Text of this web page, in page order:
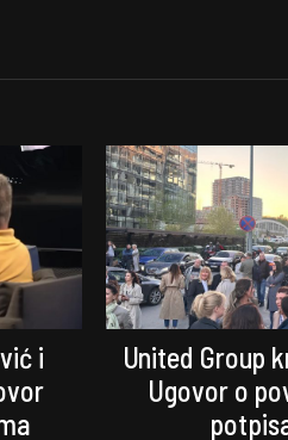
i
United Group
Ugovor o